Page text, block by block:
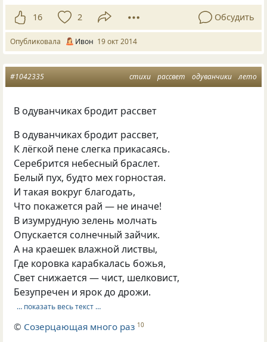
16 2 Обсудить
Опубликовала Ивон 19 окт 2014
стихи рассвет одуванчики лето
#1042335
В одуванчиках бродит рассвет
В одуванчиках бродит рассвет,
К лёгкой пене слегка прикасаясь.
Серебрится небесный браслет.
Белый пух, будто мех горностая.
И такая вокруг благодать,
Что покажется рай — не иначе!
В изумрудную зелень молчать
Опускается солнечный зайчик.
А на краешек влажной листвы,
Где коровка карабкалась божья,
Свет снижается — чист, шелковист,
Безупречен и ярок до дрожи.
… показать весь текст …
© Созерцающая много раз 10